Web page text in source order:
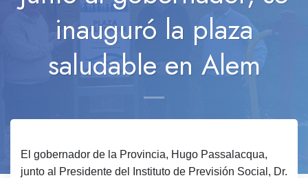
inauguró la plaza
saludable en Alem
El gobernador de la Provincia, Hugo Passalacqua,
junto al Presidente del Instituto de Previsión Social, Dr.